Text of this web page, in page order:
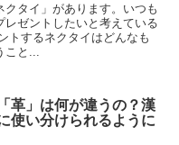
タイ」があります。いつも
ゼントしたいと考えている
トするネクタイはどんなも
と...
革」は何が違うの？漢
使い分けられるように